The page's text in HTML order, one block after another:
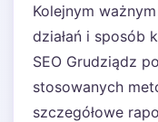
Kolejnym
działań i sposób
SEO Grudziądz
stosowanych
szczegółowe